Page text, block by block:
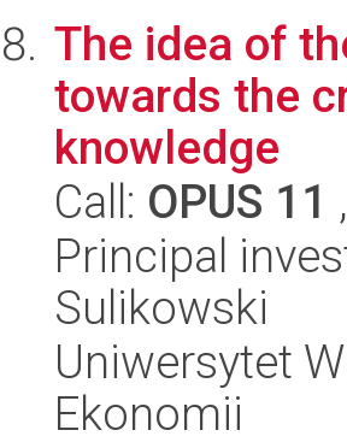
The idea of
towards the
knowledge
Call: OPUS 11
Principal
Sulikowski
Uniwersytet
Ekonomii